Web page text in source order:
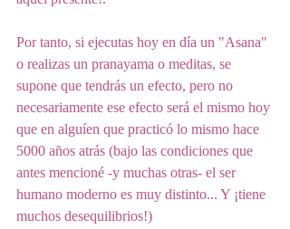
Por tanto, si ejecutas hoy en día un "Asana"
o realizas un pranayama o meditas, se
supone que tendrás un efecto, pero no
necesariamente ese efecto será el mismo hoy
que en alguíen que practicó lo mismo hace
5000 años atrás (bajo las condiciones que
antes mencioné -y muchas otras- el ser
humano moderno es muy distinto... Y ¡tiene
muchos desequilibrios!)